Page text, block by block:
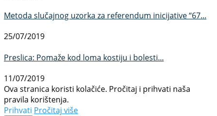
Metoda slučajnog uzorka za referendum inicijative “67...
25/07/2019
Preslica: Pomaže kod loma kostiju i bolesti...
11/07/2019
Ova stranica koristi kolačiće. Pročitaj i prihvati naša
pravila korištenja.
Prihvati Pročitaj više